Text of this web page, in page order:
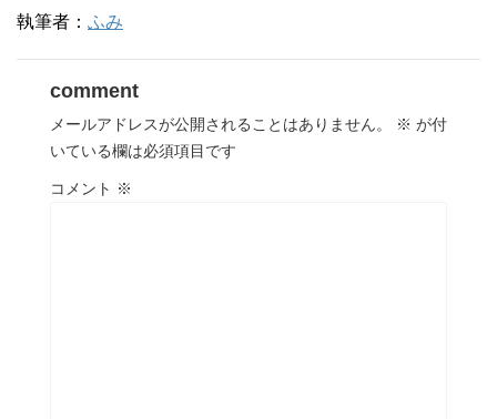
執筆者： ふみ
comment
メールアドレスが公開されることはありません。 ※ が付
いている欄は必須項目です
コメント ※